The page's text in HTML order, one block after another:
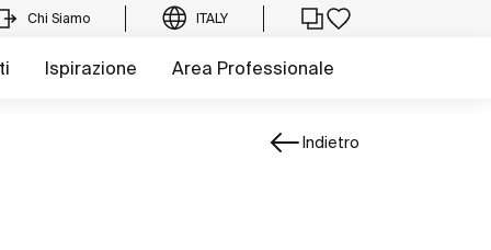
Chi Siamo ITALY
Ispirazione Area Professionale
Indietro